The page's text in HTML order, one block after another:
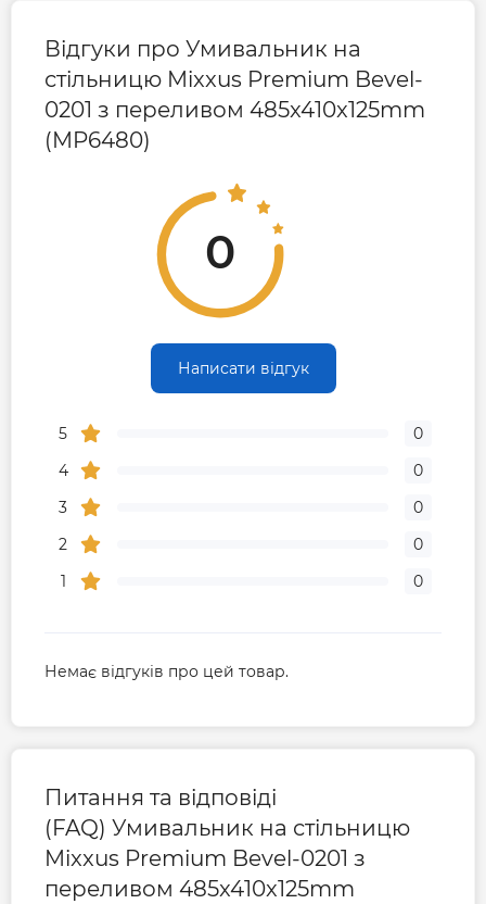
Відгуки про Умивальник на
стільницю Mixxus Premium Bevel-
0201 з переливом 485x410x125mm
(MP6480)
0
Написати відгук
5
0
4
0
3
0
2
0
1
0
Немає відгуків про цей товар.
Питання та відповіді
(FAQ) Умивальник на стільницю
Mixxus Premium Bevel-0201 з
переливом 485x410x125mm